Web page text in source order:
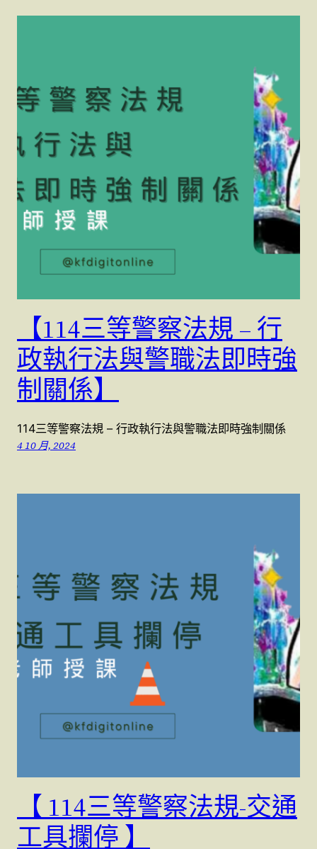
【114三等警察法規 – 行
政執行法與警職法即時強
制關係】
114三等警察法規 – 行政執行法與警職法即時強制關係
4 10 月, 2024
【 114三等警察法規-交通
工具攔停 】